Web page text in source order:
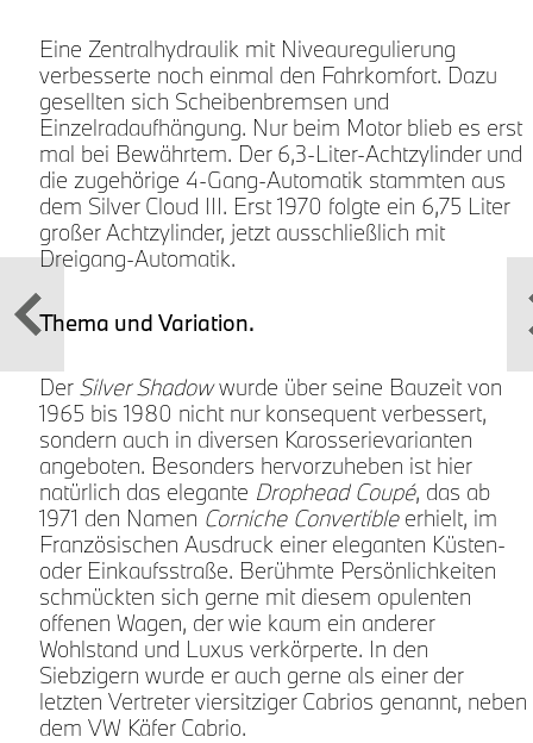
Eine Zentralhydraulik mit Niveauregulierung
verbesserte noch einmal den Fahrkomfort. Dazu
gesellten sich Scheibenbremsen und
Einzelradaufhängung. Nur beim Motor blieb es erst
mal bei Bewährtem. Der 6,3-Liter-Achtzylinder und
die zugehörige 4-Gang-Automatik stammten aus
dem Silver Cloud III. Erst 1970 folgte ein 6,75 Liter
großer Achtzylinder, jetzt ausschließlich mit
Dreigang-Automatik.
Thema und Variation.
Der Silver Shadowwurde über seine Bauzeit von
1965 bis 1980 nicht nur konsequent verbessert,
sondern auch in diversen Karosserievarianten
angeboten. Besonders hervorzuheben ist hier
natürlich das elegante Drophead Coupé, das ab
1971 den Namen Corniche Convertible erhielt, im
Französischen Ausdruck einer eleganten Küsten-
oder Einkaufsstraße. Berühmte Persönlichkeiten
schmückten sich gerne mit diesem opulenten
offenen Wagen, der wie kaum ein anderer
Wohlstand und Luxus verkörperte. In den
Siebzigern wurde er auch gerne als einer der
letzten Vertreter viersitziger Cabrios genannt, neben
dem VW Käfer Cabrio.